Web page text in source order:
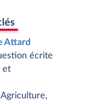
Attard
écrite
et
Agriculture,